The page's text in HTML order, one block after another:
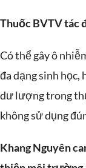
Thuốc BVTV tác
Có thể gây ô
đa dạng sinh học,
dư lượng trong
không sử dụng
Khang Nguyên